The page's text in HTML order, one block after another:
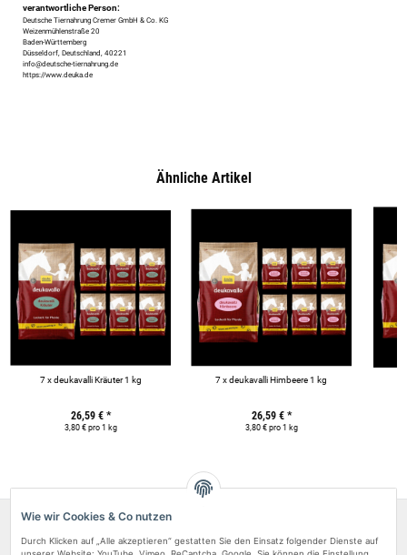
verantwortliche Person:
Deutsche Tiernahrung Cremer GmbH & Co. KG
Weizenmühlenstraße 20
Baden-Württemberg
Düsseldorf, Deutschland, 40221
info@deutsche-tiernahrung.de
https://www.deuka.de
Ähnliche Artikel
7 x deukavalli Kräuter 1 kg
26,59 € *
3,80 € pro 1 kg
7 x deukavalli Himbeere 1 kg
26,59 € *
3,80 € pro 1 kg
Wie wir Cookies & Co nutzen
Durch Klicken auf „Alle akzeptieren“ gestatten Sie den Einsatz folgender Dienste auf